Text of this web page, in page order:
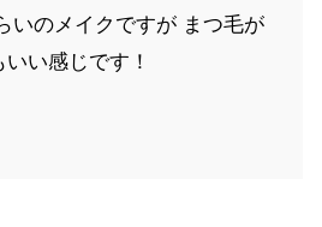
いのメイクですが まつ毛が
い感じです！